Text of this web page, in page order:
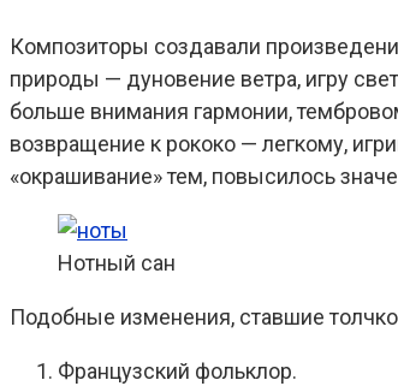
Композиторы создавали
природы — дуновение ветра, игру
больше внимания гармонии,
возвращение к рококо — легкому,
«окрашивание» тем, повысилось
Нотный сан
Подобные изменения, ставшие
Французский фольклор.